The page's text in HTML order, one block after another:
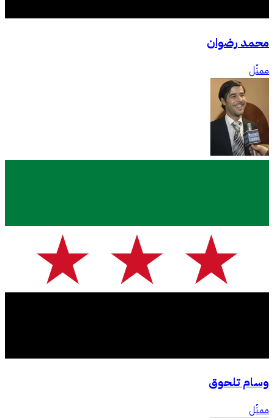
محمد رضوان
ممثّل
وسام تلحوق
ممثّل